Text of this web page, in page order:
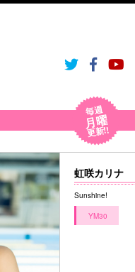
毎週
月曜
更新!!
虹咲カリナ
Sunshine!
YM30